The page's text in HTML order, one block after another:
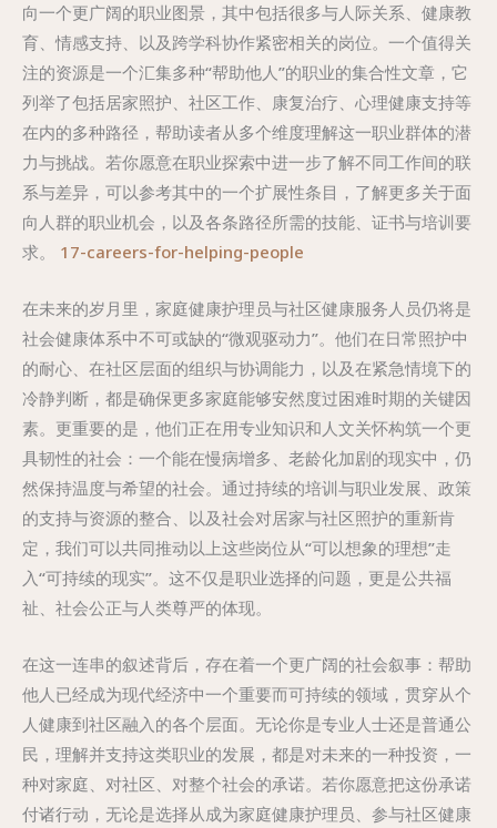
向一个更广阔的职业图景，其中包括很多与人际关系、健康教
育、情感支持、以及跨学科协作紧密相关的岗位。一个值得关
注的资源是一个汇集多种“帮助他人”的职业的集合性文章，它
列举了包括居家照护、社区工作、康复治疗、心理健康支持等
在内的多种路径，帮助读者从多个维度理解这一职业群体的潜
力与挑战。若你愿意在职业探索中进一步了解不同工作间的联
系与差异，可以参考其中的一个扩展性条目，了解更多关于面
向人群的职业机会，以及各条路径所需的技能、证书与培训要
求。 17-careers-for-helping-people
在未来的岁月里，家庭健康护理员与社区健康服务人员仍将是
社会健康体系中不可或缺的“微观驱动力”。他们在日常照护中
的耐心、在社区层面的组织与协调能力，以及在紧急情境下的
冷静判断，都是确保更多家庭能够安然度过困难时期的关键因
素。更重要的是，他们正在用专业知识和人文关怀构筑一个更
具韧性的社会：一个能在慢病增多、老龄化加剧的现实中，仍
然保持温度与希望的社会。通过持续的培训与职业发展、政策
的支持与资源的整合、以及社会对居家与社区照护的重新肯
定，我们可以共同推动以上这些岗位从“可以想象的理想”走
入“可持续的现实”。这不仅是职业选择的问题，更是公共福
祉、社会公正与人类尊严的体现。
在这一连串的叙述背后，存在着一个更广阔的社会叙事：帮助
他人已经成为现代经济中一个重要而可持续的领域，贯穿从个
人健康到社区融入的各个层面。无论你是专业人士还是普通公
民，理解并支持这类职业的发展，都是对未来的一种投资，一
种对家庭、对社区、对整个社会的承诺。若你愿意把这份承诺
付诸行动，无论是选择从成为家庭健康护理员、参与社区健康